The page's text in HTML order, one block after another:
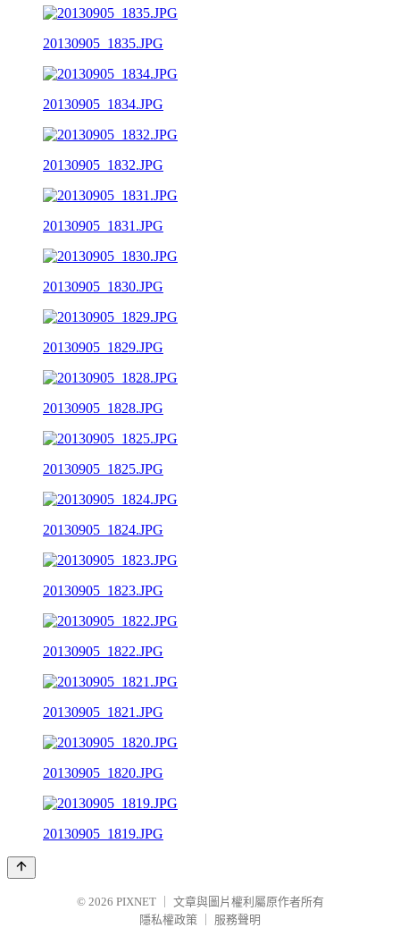
20130905_1835.JPG
20130905_1834.JPG
20130905_1832.JPG
20130905_1831.JPG
20130905_1830.JPG
20130905_1829.JPG
20130905_1828.JPG
20130905_1825.JPG
20130905_1824.JPG
20130905_1823.JPG
20130905_1822.JPG
20130905_1821.JPG
20130905_1820.JPG
20130905_1819.JPG
© 2026 PIXNET
文章與圖片權利屬原作者所有
隱私權政策
服務聲明